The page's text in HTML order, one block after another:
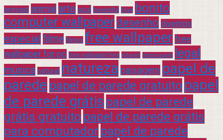
animais animal arte azul beautiful blue bonito
computer wallpaper desenho divertido
especial filme filmes free wallpaper free
wallpaper for pc free wallpaper free infantil interessante legal
música natural natureza paisagem papel de
parede papel de parede gratuito papel
de parede grátis papel de parede
grátis gratuito papel de parede grátis
para computador papel de parede